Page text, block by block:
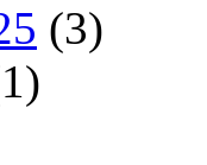
(3)